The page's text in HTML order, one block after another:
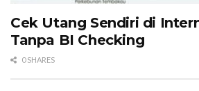
Cek Utang Sendiri di
Tanpa BI Checking
0 SHARES